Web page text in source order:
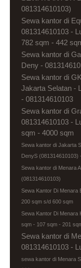
081314610103)
Sewa kantor di
081314610103 -
782 sqm - 442
Sewa kantor di
Deny -
Sewa kantor di
Jakarta Selatan -
- 081314610103
Sewa kantor di
081314610103 -
sqm - 4000 sqm
Sewa kantor di Jakarta
DenyS
Sewa kantor di Menara
(081314610103)
Sewa Kantor Di Menara
200 sqm s/d 600 sqm
Sewa Kantor Di Menara
sqm - 107 sqm - 201
Sewa kantor di
081314610103 -
sewa kantor di Menara